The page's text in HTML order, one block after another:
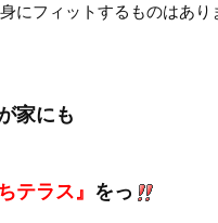
にフィットするものはあり
家にも
テラス』 をっ